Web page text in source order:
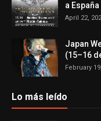
a
April 22,
Japan
(15–16
February
Lo más leído